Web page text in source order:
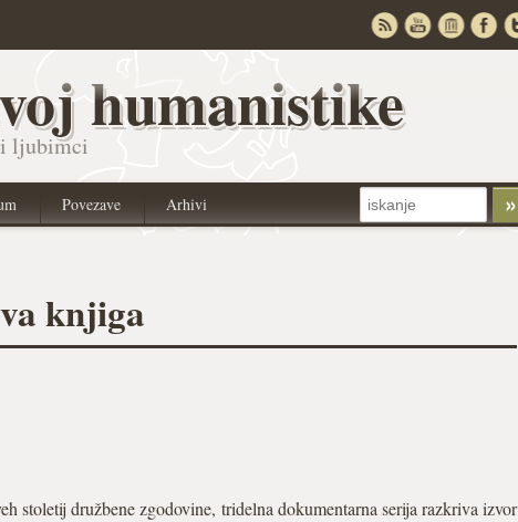
humanistike
ljubimci
Povezave Arhivi
knjiga
stoletij družbene zgodovine, tridelna dokumentarna serija razkriva izvor